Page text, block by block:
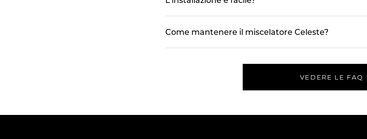
Come mantenere il miscelatore Celeste?
VEDERE LE FAQ